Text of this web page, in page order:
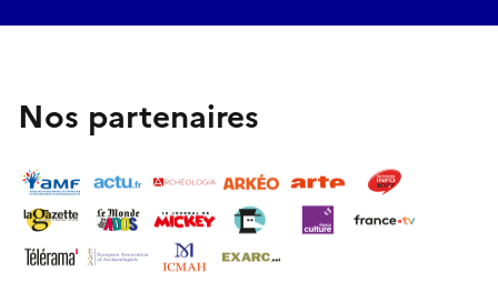
Nos partenaires